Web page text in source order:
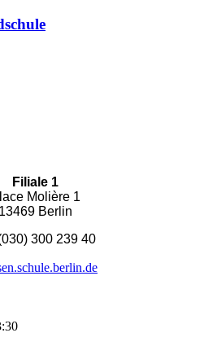
Filiale 1
Molière 1
13469 Berlin
300 239 40